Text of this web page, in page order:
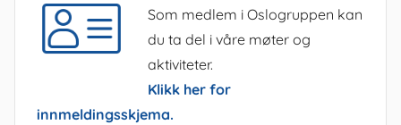
Som medlem i Oslogruppen kan
du ta del i våre møter og
aktiviteter.
Klikk her for
innmeldingsskjema.